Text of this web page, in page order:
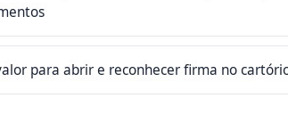
para abrir e reconhecer firma no